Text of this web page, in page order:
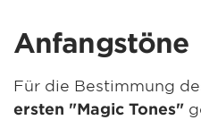
Anfangstöne
Für die Bestimmung
ersten "Magic Tones"